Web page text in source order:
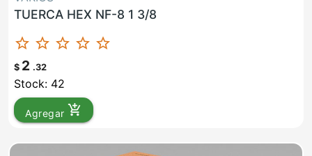
TUERCA HEX NF-8 1 3/8
star_border star_border star_border star_border star_border
$ 2 .32
Stock: 42
Agregar add_shopping_cart